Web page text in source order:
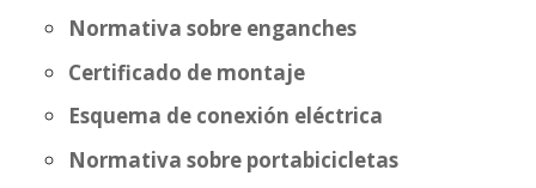
Normativa sobre enganches
Certificado de montaje
Esquema de conexión eléctrica
Normativa sobre portabicicletas